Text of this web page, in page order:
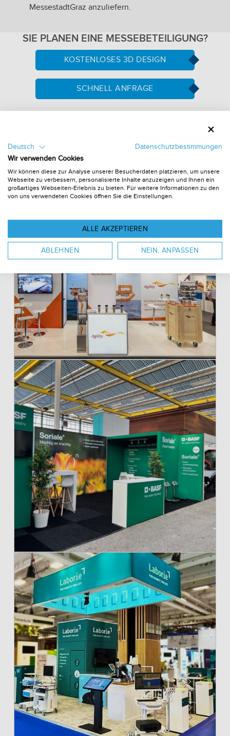
MessestadtGraz anzuliefern.
SIE PLANEN EINE MESSEBETEILIGUNG?
KOSTENLOSES 3D DESIGN
SCHNELL ANFRAGE
Sehen Sie sich einige unserer Arbeiten an
Vom 6 qm Miet-Messestand bis zum 100 qm
modularen Messestand, wir machen alles.
Deutsch
Datenschutzbestimmungen
Wir verwenden Cookies
Wir können diese zur Analyse unserer Besucherdaten platzieren, um unsere
Webseite zu verbessern, personalisierte Inhalte anzuzeigen und Ihnen ein
großartiges Webseiten-Erlebnis zu bieten. Für weitere Informationen zu den
von uns verwendeten Cookies öffnen Sie die Einstellungen.
ALLE AKZEPTIEREN
ABLEHNEN NEIN, ANPASSEN